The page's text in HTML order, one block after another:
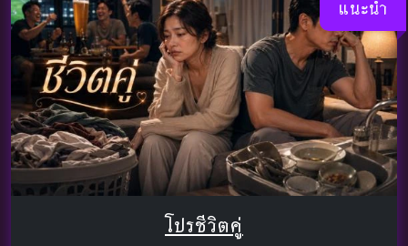
แนะนำ
โปรชีวิตคู่